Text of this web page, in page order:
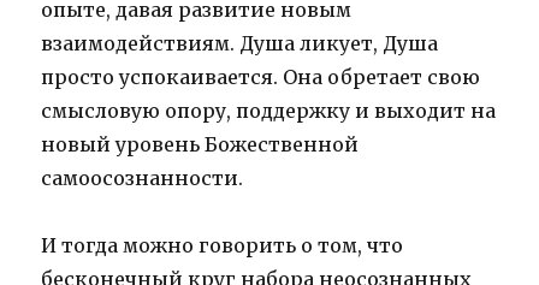
опыте, давая развитие новым
взаимодействиям. Душа ликует, Душа
просто успокаивается. Она обретает свою
смысловую опору, поддержку и выходит на
новый уровень Божественной
самоосознанности.
И тогда можно говорить о том, что
бесконечный круг набора неосознанных